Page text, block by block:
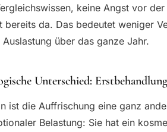
keine Angst vor
bereits da. Das bedeutet weniger
über das ganze Jahr.
Unterschied:
ist die Auffrischung eine ganz
Belastung: Sie hat ein